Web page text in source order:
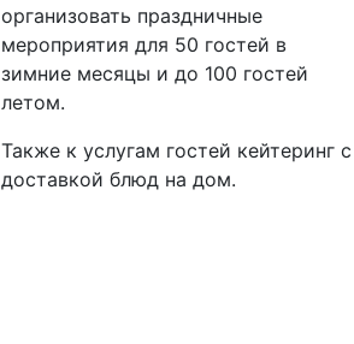
организовать праздничные
мероприятия для 50 гостей в
зимние месяцы и до 100 гостей
летом.
Также к услугам гостей кейтеринг с
доставкой блюд на дом.